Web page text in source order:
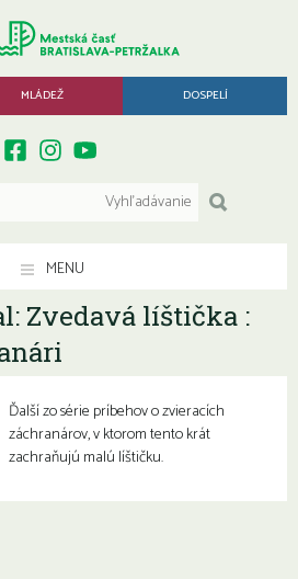
MLÁDEŽ DOSPELÍ
MENU
Zvedavá líštička :
Ďalší zo série príbehov o zvieracích
záchranárov, v ktorom tento krát
zachraňujú malú líštičku.